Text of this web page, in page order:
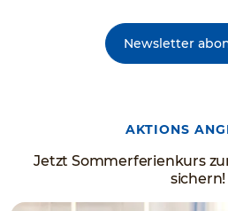
Newsletter
AKTIONS
Jetzt Sommerferienkurs
sichern!